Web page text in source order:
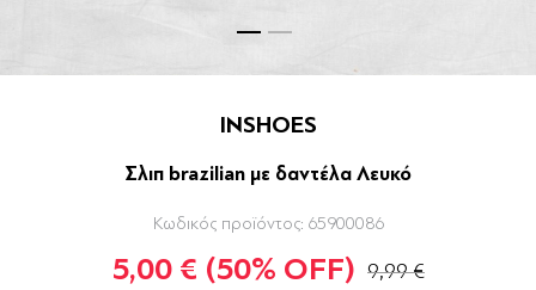
INSHOES
Σλιπ brazilian με δαντέλα Λευκό
Κωδικός προϊόντος: 65900086
5,00 € (50% OFF) 9,99 €